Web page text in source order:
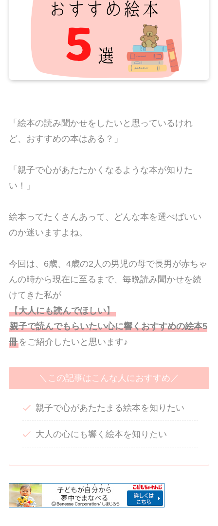
「絵本の読み聞かせをしたいと思っているけれ
ど、おすすめの本はある？」
「親子で心があたたかくなるような本が知りた
い！」
絵本ってたくさんあって、どんな本を選べばいい
のか迷いますよね。
今回は、6歳、4歳の2人の男児の母で長男が赤ちゃ
んの時から現在に至るまで、毎晩読み聞かせを続
けてきた私が
【大人にも読んでほしい】
親子で読んでもらいたい心に響くおすすめの絵本5
冊をご紹介したいと思います♪
＼この記事はこんな人におすすめ／
親子で心があたたまる絵本を知りたい
大人の心にも響く絵本を知りたい